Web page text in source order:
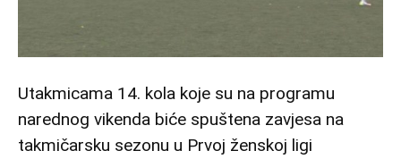
Utakmicama 14. kola koje su na programu
narednog vikenda biće spuštena zavjesa na
takmičarsku sezonu u Prvoj ženskoj ligi